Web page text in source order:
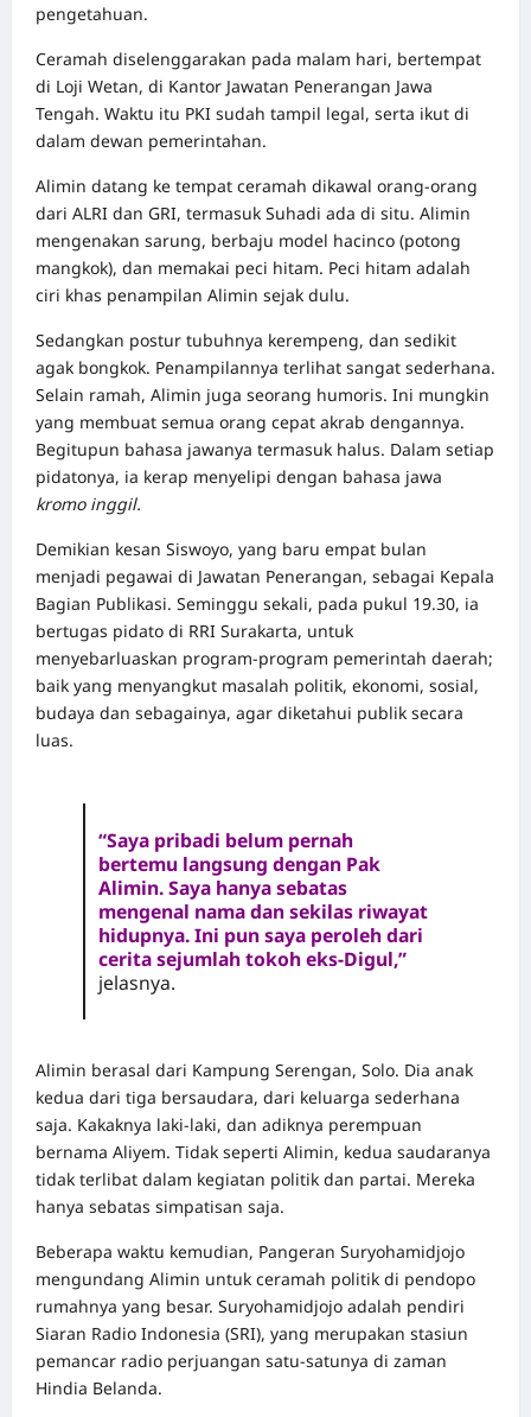
pengetahuan.
Ceramah diselenggarakan pada malam hari, bertempat
di Loji Wetan, di Kantor Jawatan Penerangan Jawa
Tengah. Waktu itu PKI sudah tampil legal, serta ikut di
dalam dewan pemerintahan.
Alimin datang ke tempat ceramah dikawal orang-orang
dari ALRI dan GRI, termasuk Suhadi ada di situ. Alimin
mengenakan sarung, berbaju model hacinco (potong
mangkok), dan memakai peci hitam. Peci hitam adalah
ciri khas penampilan Alimin sejak dulu.
Sedangkan postur tubuhnya kerempeng, dan sedikit
agak bongkok. Penampilannya terlihat sangat sederhana.
Selain ramah, Alimin juga seorang humoris. Ini mungkin
yang membuat semua orang cepat akrab dengannya.
Begitupun bahasa jawanya termasuk halus. Dalam setiap
pidatonya, ia kerap menyelipi dengan bahasa jawa
kromo inggil.
Demikian kesan Siswoyo, yang baru empat bulan
menjadi pegawai di Jawatan Penerangan, sebagai Kepala
Bagian Publikasi. Seminggu sekali, pada pukul 19.30, ia
bertugas pidato di RRI Surakarta, untuk
menyebarluaskan program-program pemerintah daerah;
baik yang menyangkut masalah politik, ekonomi, sosial,
budaya dan sebagainya, agar diketahui publik secara
luas.
“Saya pribadi belum pernah
bertemu langsung dengan Pak
Alimin. Saya hanya sebatas
mengenal nama dan sekilas riwayat
hidupnya. Ini pun saya peroleh dari
cerita sejumlah tokoh eks-Digul,”
jelasnya.
Alimin berasal dari Kampung Serengan, Solo. Dia anak
kedua dari tiga bersaudara, dari keluarga sederhana
saja. Kakaknya laki-laki, dan adiknya perempuan
bernama Aliyem. Tidak seperti Alimin, kedua saudaranya
tidak terlibat dalam kegiatan politik dan partai. Mereka
hanya sebatas simpatisan saja.
Beberapa waktu kemudian, Pangeran Suryohamidjojo
mengundang Alimin untuk ceramah politik di pendopo
rumahnya yang besar. Suryohamidjojo adalah pendiri
Siaran Radio Indonesia (SRI), yang merupakan stasiun
pemancar radio perjuangan satu-satunya di zaman
Hindia Belanda.